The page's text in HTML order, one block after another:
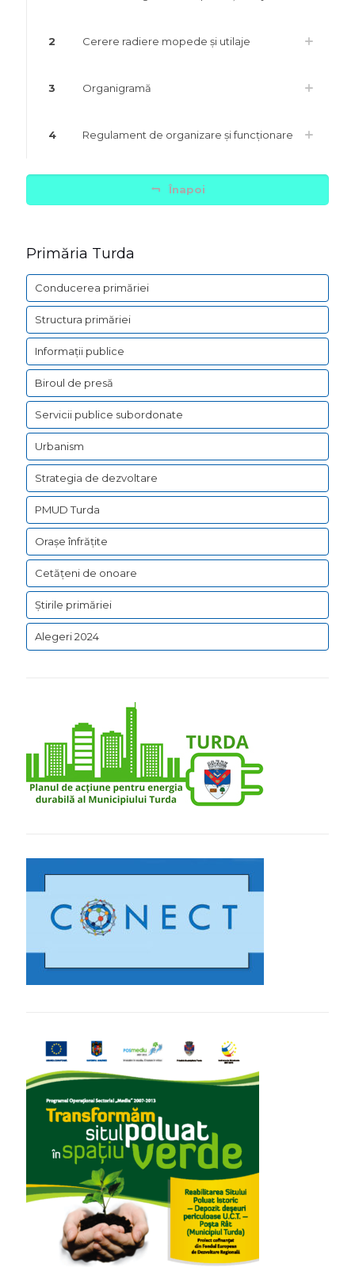
2 Cerere radiere mopede și utilaje
3 Organigramă
4 Regulament de organizare și funcționare
Înapoi
Primăria Turda
Conducerea primăriei
Structura primăriei
Informații publice
Biroul de presă
Servicii publice subordonate
Urbanism
Strategia de dezvoltare
PMUD Turda
Orașe înfrățite
Cetățeni de onoare
Știrile primăriei
Alegeri 2024